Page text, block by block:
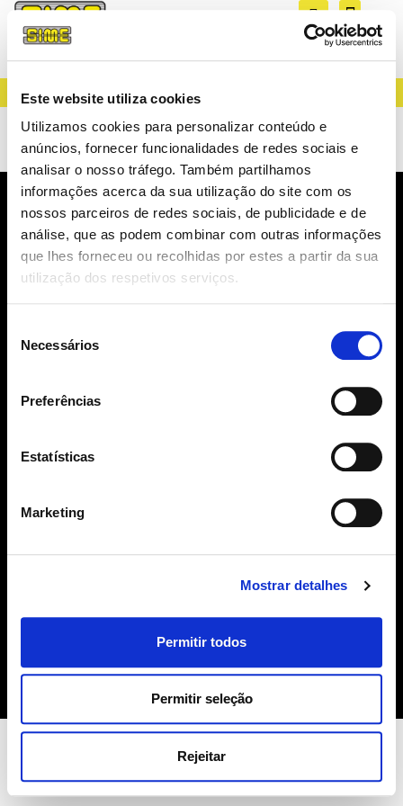
Este website utiliza cookies
Utilizamos cookies para personalizar conteúdo e
anúncios, fornecer funcionalidades de redes sociais e
analisar o nosso tráfego. Também partilhamos
informações acerca da sua utilização do site com os
nossos parceiros de redes sociais, de publicidade e de
análise, que as podem combinar com outras informações
que lhes forneceu ou recolhidas por estes a partir da sua
utilização dos respetivos serviços.
Necessários
Preferências
Estatísticas
Marketing
Mostrar detalhes
Permitir todos
Permitir seleção
Rejeitar
CREATING LIGHT SINCE 1983
Suportes Vela
NEWSLETTER
NOVIDADES, CATÁLOGOS, ...
Produtos
Contactos
Política de Cookies